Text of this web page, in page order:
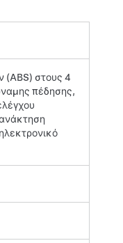
(ABS) στους 4
πέδησης,